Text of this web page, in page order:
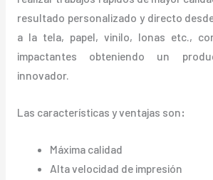
resultado personalizado y directo
a la tela, papel, vinilo, lonas etc.,
impactantes obteniendo un
innovador.
Las características y ventajas son:
Máxima calidad
Alta velocidad de impresión